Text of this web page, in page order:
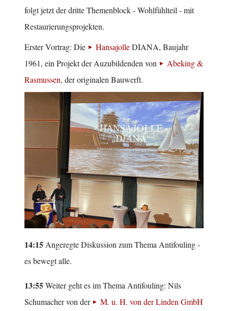
folgt jetzt der dritte Themenblock - Wohlfühlteil - mit
Restaurierungsprojekten.
Erster Vortrag: Die
HansajolleDIANA, Baujahr
1961, ein Projekt der Auzubildenden von
Abeking &
Rasmussen, der originalen Bauwerft.
14:15Angeregte Diskussion zum Thema Antifouling -
es bewegt alle.
13:55Weiter geht es im Thema Antifouling: Nils
Schumacher von der
M. u. H. von der Linden GmbH